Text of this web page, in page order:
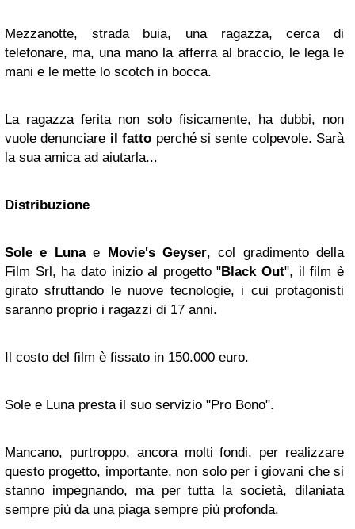
Mezzanotte, strada buia, una ragazza, cerca di
telefonare, ma, una mano la afferra al braccio, le lega le
mani e le mette lo scotch in bocca.
La ragazza ferita non solo fisicamente, ha dubbi, non
vuole denunciare il fatto perché si sente colpevole. Sarà
la sua amica ad aiutarla...
Distribuzione
Sole e Lunae Movie's Geyser, col gradimento della
Film Srl, ha dato inizio al progetto "Black Out", il film è
girato sfruttando le nuove tecnologie, i cui protagonisti
saranno proprio i ragazzi di 17 anni.
Il costo del film è fissato in 150.000 euro.
Sole e Luna presta il suo servizio "Pro Bono".
Mancano, purtroppo, ancora molti fondi, per realizzare
questo progetto, importante, non solo per i giovani che si
stanno impegnando, ma per tutta la società, dilaniata
sempre più da una piaga sempre più profonda.